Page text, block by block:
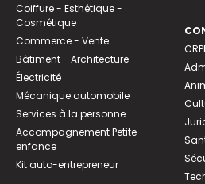
Coiffure - Esthétique -
Cosmétique
Commerce - Vente
Bâtiment - Architecture
Électricité
Mécanique automobile
Services à la personne
Accompagnement Petite
enfance
Kit auto-entrepreneur